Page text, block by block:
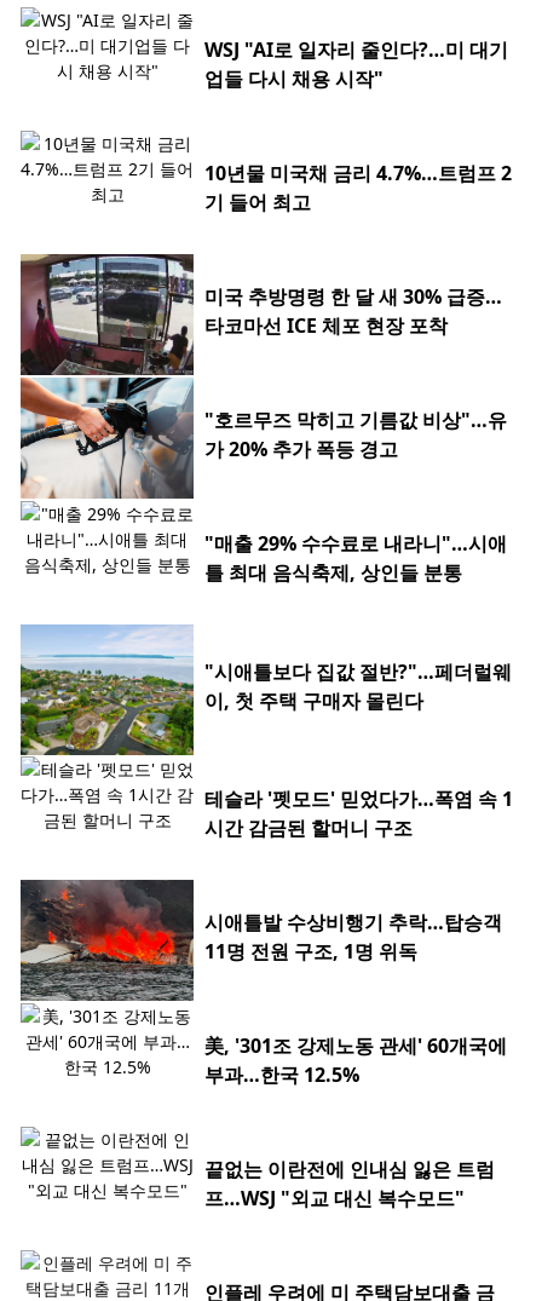
WSJ "AI로 일자리 줄인다?…미 대기
업들 다시 채용 시작"
10년물 미국채 금리 4.7%…트럼프 2
기 들어 최고
미국 추방명령 한 달 새 30% 급증…
타코마선 ICE 체포 현장 포착
"호르무즈 막히고 기름값 비상"…유
가 20% 추가 폭등 경고
"매출 29% 수수료로 내라니"…시애
틀 최대 음식축제, 상인들 분통
"시애틀보다 집값 절반?"…페더럴웨
이, 첫 주택 구매자 몰린다
테슬라 '펫모드' 믿었다가…폭염 속 1
시간 감금된 할머니 구조
시애틀발 수상비행기 추락…탑승객
11명 전원 구조, 1명 위독
美, '301조 강제노동 관세' 60개국에
부과…한국 12.5%
끝없는 이란전에 인내심 잃은 트럼
프…WSJ "외교 대신 복수모드"
인플레 우려에 미 주택담보대출 금